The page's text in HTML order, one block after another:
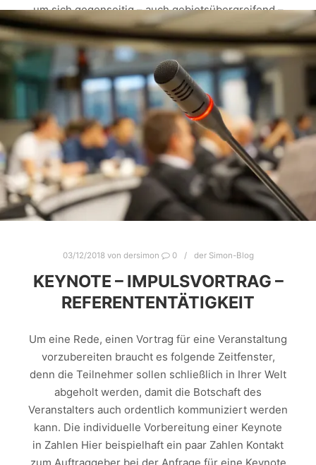
um sich gegenseitig – auch gebietsübergreifend –
kennen zu lernen. Challenge angenommen und
finished. Ein richtig unterhaltsamer Abend mit
richtig starkem Feedback. Hat jede Menge Spaß
gemacht vor den Ausbildern und Azubis zu
sprechen und auch Werte zu vermitteln. Worum
ging es bei diesem Abendprogramm? Im
Vordergrund standen unterschiedlichste
Menschentypen,…
Weiterlesen
03/12/2018von dersimon 0 der Simon-Blog
KEYNOTE – IMPULSVORTRAG –
REFERENTENTÄTIGKEIT
Um eine Rede, einen Vortrag für eine Veranstaltung
vorzubereiten braucht es folgende Zeitfenster,
denn die Teilnehmer sollen schließlich in Ihrer Welt
abgeholt werden, damit die Botschaft des
Veranstalters auch ordentlich kommuniziert werden
kann. Die individuelle Vorbereitung einer Keynote
in Zahlen Hier beispielhaft ein paar Zahlen Kontakt